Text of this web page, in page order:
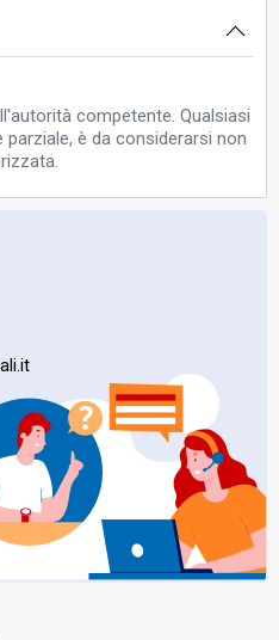
competente. Qualsiasi
è da considerarsi non